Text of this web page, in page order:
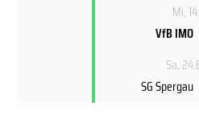
Mi,
VfB IMO
Sa,
SG Spergau